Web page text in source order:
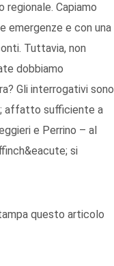
regionale. Capiamo
emergenze e con una
Tuttavia, non
dobbiamo
Gli interrogativi sono
affatto sufficiente a
e Perrino – al
si
questo articolo